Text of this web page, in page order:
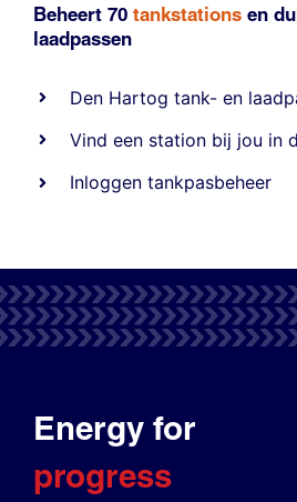
Beheert 70 tankstations en
laadpassen
Den Hartog tank- en
Vind een station bij jou in
Inloggen tankpasbeheer
Energy for
progress